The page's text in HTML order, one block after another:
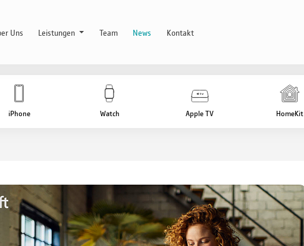
Uns Leistungen Team News Kontakt
iPhone Watch Apple TV HomeKit